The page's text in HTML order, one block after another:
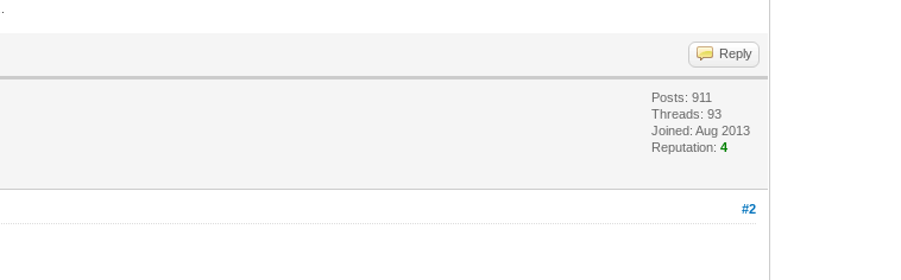
Reply
Posts: 911
Threads: 93
Joined: Aug 2013
Reputation:4
#2